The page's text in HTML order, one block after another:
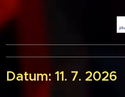
Datum: 11. 7. 2026